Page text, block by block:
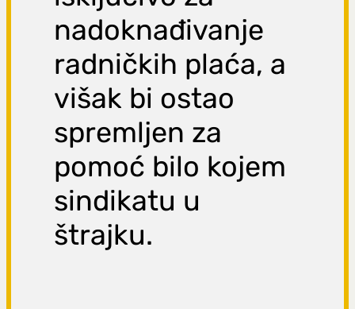
nadoknađivanje
radničkih plaća, a
višak bi ostao
spremljen za
pomoć bilo kojem
sindikatu u
štrajku.